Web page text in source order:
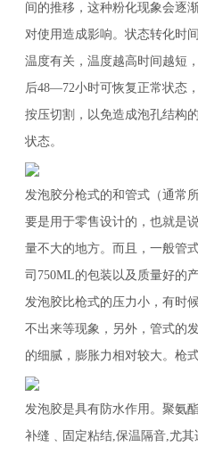
间的推移，这种粉化现象会逐
对使用造成影响。状态转化时
温度有关，温度越高时间越短
后48—72小时可恢复正常状态
按压切割，以免造成泡孔结构
状态。
发泡胶分枪式的和管式（通常
要是用于零售设计的，也就是
量不大的地方。而且，一般管
司750ML的包装以及质量好的
发泡胶比枪式的压力小，有时
不出来等现象，另外，管式的
的细腻，膨胀力相对较大。枪
发泡胶是具有防水作用。聚氨
补缝﹑固定粘结,保温隔音,尤